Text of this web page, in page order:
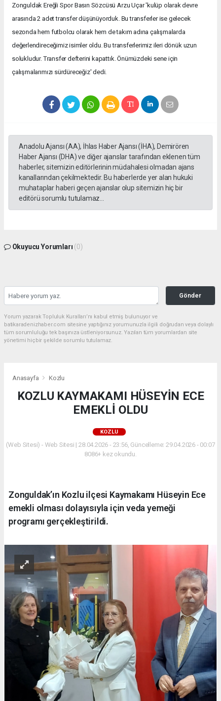
Zonguldak Ereğli Spor Basın Sözcüsü Arzu Uçar 'kulüp olarak devre
arasında 2 adet transfer düşünüyorduk. Bu transferler ise gelecek
sezonda hem futbolcu olarak hem de takım adına çalışmalarda
değerlendireceğimiz isimler oldu. Bu transferlerimiz ileri dönük uzun
solukludur. Transfer defterini kapattık. Önümüzdeki sene için
çalışmalarımızı sürdüreceğiz' dedi.
Anadolu Ajansı (AA), İhlas Haber Ajansı (İHA), Demirören
Haber Ajansı (DHA) ve diğer ajanslar tarafından eklenen tüm
haberler, sitemizin editörlerinin müdahalesi olmadan ajans
kanallarından çekilmektedir. Bu haberlerde yer alan hukuki
muhataplar haberi geçen ajanslar olup sitemizin hiç bir
editörü sorumlu tutulamaz...
Okuyucu Yorumları (0)
Gönder
Yorum yazarak Topluluk Kuralları’nı kabul etmiş bulunuyor ve
batikaradenizhaber.com sitesine yaptığınız yorumunuzla ilgili doğrudan veya dolaylı
tüm sorumluluğu tek başınıza üstleniyorsunuz. Yazılan tüm yorumlardan site
yönetimi hiçbir şekilde sorumlu tutulamaz.
Anasayfa Kozlu
KOZLU KAYMAKAMI HÜSEYİN ECE
EMEKLİ OLDU
KOZLU
(Web Sitesi) - Web Sitesi | 28.04.2026 - 23:56, Güncelleme: 29.04.2026 - 00:07
8086+ kez okundu.
Zonguldak’ın Kozlu ilçesi Kaymakamı Hüseyin Ece
emekli olması dolayısıyla için veda yemeği
programı gerçekleştirildi.